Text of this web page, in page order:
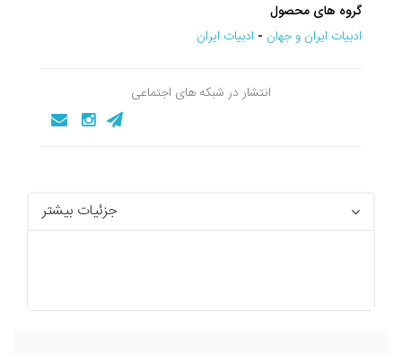
گروه های محصول
ادبيات ايران و جهان - ادبیات ایران
انتشار در شبکه های اجتماعی
جزئیات بیشتر